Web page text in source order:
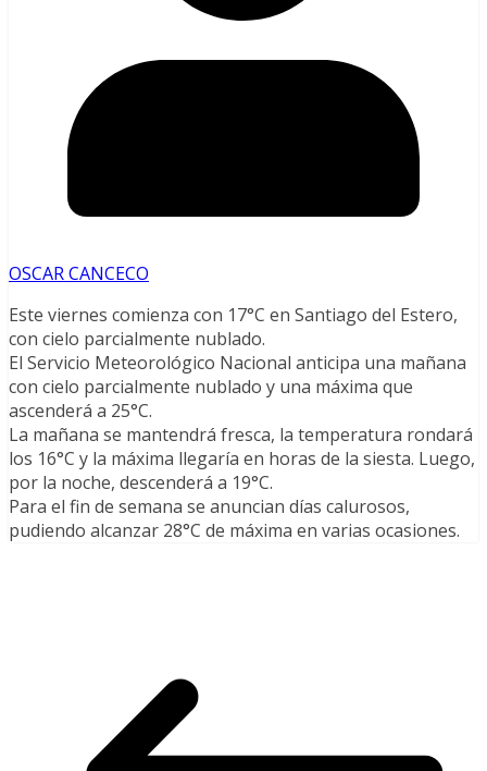
OSCAR CANCECO
Este viernes comienza con 17°C en Santiago del Estero,
con cielo parcialmente nublado.
El Servicio Meteorológico Nacional anticipa una mañana
con cielo parcialmente nublado y una máxima que
ascenderá a 25°C.
La mañana se mantendrá fresca, la temperatura rondará
los 16°C y la máxima llegaría en horas de la siesta. Luego,
por la noche, descenderá a 19°C.
Para el fin de semana se anuncian días calurosos,
pudiendo alcanzar 28°C de máxima en varias ocasiones.